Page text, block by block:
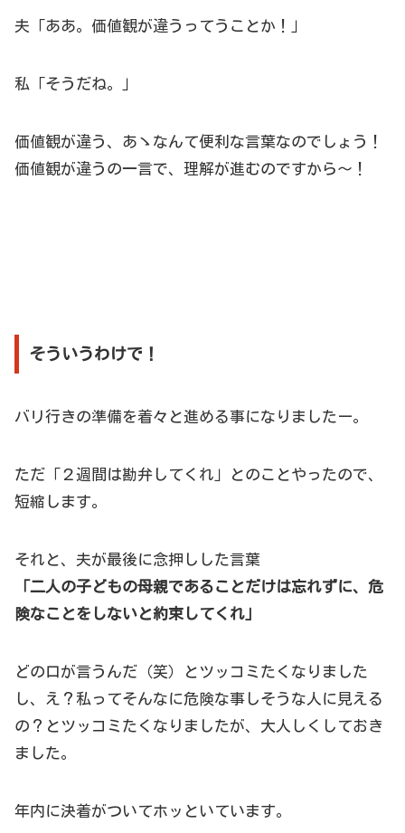
夫「ああ。価値観が違うってうことか！」
私「そうだね。」
価値観が違う、あゝなんて便利な言葉なのでしょう！
価値観が違うの一言で、理解が進むのですから～！
そういうわけで！
バリ行きの準備を着々と進める事になりましたー。
ただ「２週間は勘弁してくれ」とのことやったので、
短縮します。
それと、夫が最後に念押しした言葉
「二人の子どもの母親であることだけは忘れずに、危
険なことをしないと約束してくれ」
どの口が言うんだ（笑）とツッコミたくなりました
し、え？私ってそんなに危険な事しそうな人に見える
の？とツッコミたくなりましたが、大人しくしておき
ました。
年内に決着がついてホッといています。